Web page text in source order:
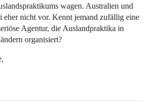
wagen. Australien und
eher nicht vor. Kennt jemand zufällig eine
Agentur, die Auslandpraktika in
organisiert?